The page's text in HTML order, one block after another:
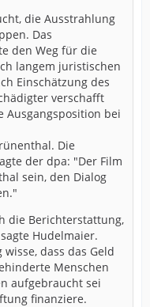
die Ausstrahlung
Das
den Weg für die
langem juristischen
Einschätzung des
verschafft
Ausgangsposition bei
Die
der dpa: "Der Film
sein, den Dialog
die Berichterstattung,
Hudelmaier.
dass das Geld
Menschen
aufgebraucht sei
finanziere.